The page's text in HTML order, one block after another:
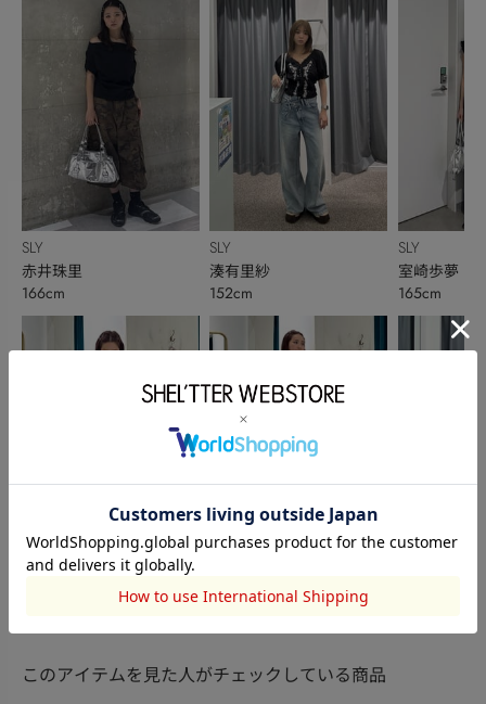
SLY
赤井珠里
166cm
SLY
SLY
湊有里紗
152cm
𝙮𝙪𝙮𝙪
SLY
室崎歩夢
165cm
このアイテムを見た人がチェックしている商品